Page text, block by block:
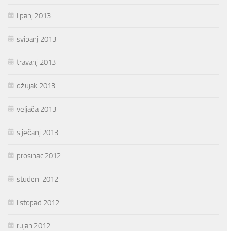
lipanj 2013
svibanj 2013
travanj 2013
ožujak 2013
veljača 2013
siječanj 2013
prosinac 2012
studeni 2012
listopad 2012
rujan 2012